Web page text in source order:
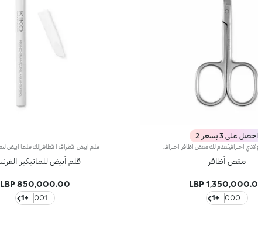
احصل على 3 بسعر 2
مقص أظافر
1,350,000.00
000
+1
قلم أبيض للمانيكير
850,000.00 LBP
001
+1